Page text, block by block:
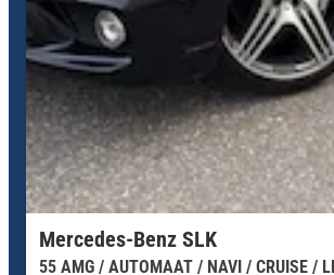
Mercedes-Benz SLK
55 AMG / AUTOMAAT / NAVI / CRUISE /